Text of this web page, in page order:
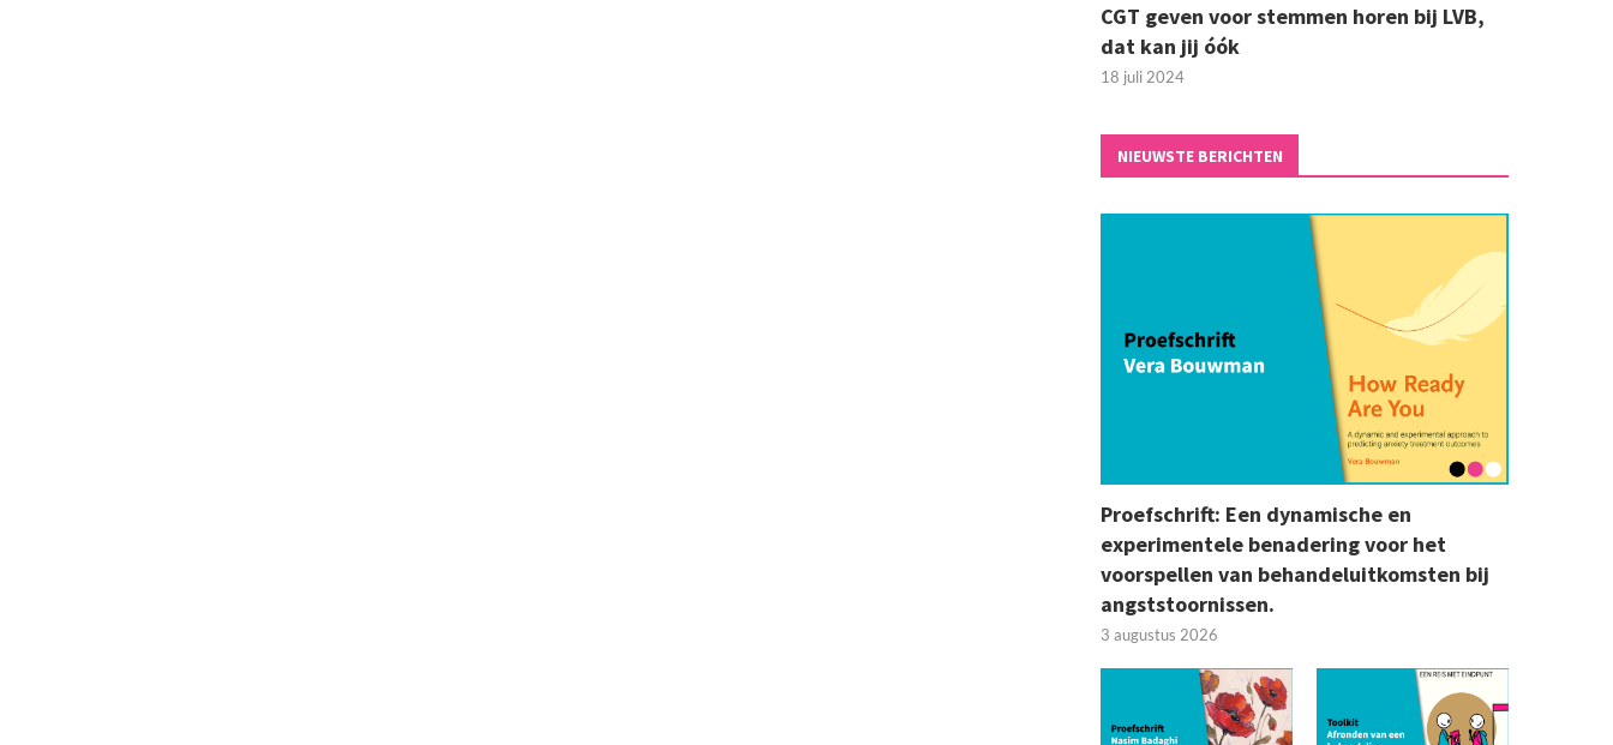
CGT geven voor stemmen horen bij LVB,
dat kan jij óók
18 juli 2024
NIEUWSTE BERICHTEN
Proefschrift: Een dynamische en
experimentele benadering voor het
voorspellen van behandeluitkomsten bij
angststoornissen.
3 augustus 2026